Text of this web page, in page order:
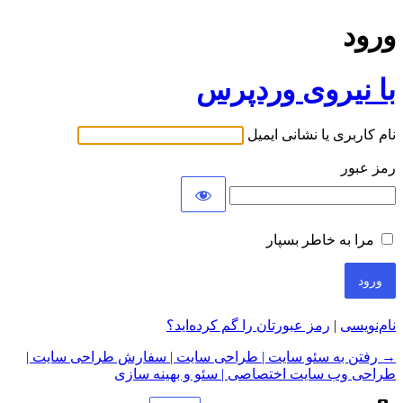
ورود
با نیروی وردپرس
نام کاربری یا نشانی ایمیل
رمز عبور
مرا به خاطر بسپار
نام‌نویسی | رمز عبورتان را گم کرده‌اید؟
→ رفتن به سئو سایت | طراحی سایت | سفارش طراحی سایت |
طراحی وب سایت اختصاصی | سئو و بهینه سازی